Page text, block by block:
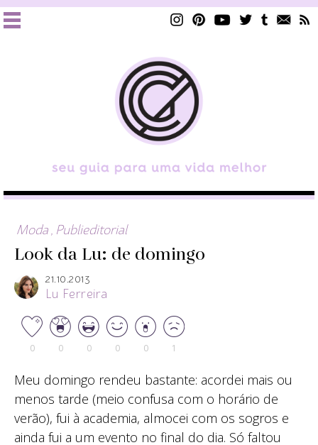
Moda Publieditorial
Look da Lu: de domingo
21.10.2013
Lu Ferreira
0 0 0 0 0 1
Meu domingo rendeu bastante: acordei mais ou
menos tarde (meio confusa com o horário de
verão), fui à academia, almocei com os sogros e
ainda fui a um evento no final do dia. Só faltou